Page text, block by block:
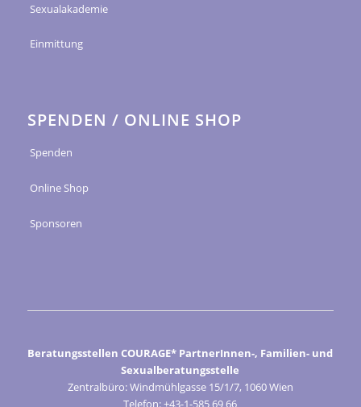
Sexualakademie
Einmittung
SPENDEN / ONLINE SHOP
Spenden
Online Shop
Sponsoren
Beratungsstellen COURAGE* PartnerInnen-, Familien- und
Sexualberatungsstelle
Zentralbüro: Windmühlgasse 15/1/7, 1060 Wien
Telefon: +43-1-585 69 66